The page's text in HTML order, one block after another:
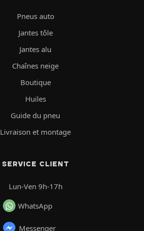
Pneus auto
Jantes tôle
Jantes alu
Chaînes neige
Boutique
Huiles
Guide du pneu
Livraison et montage
SERVICE CLIENT
Lun-Ven 9h-17h
WhatsApp
Messenger